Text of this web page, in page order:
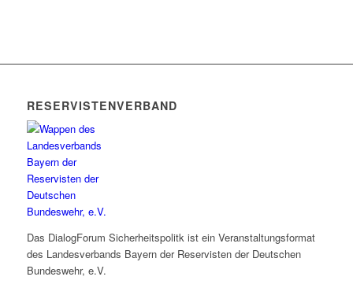
RESERVISTENVERBAND
Das DialogForum Sicherheitspolitk ist ein Veranstaltungsformat
des Landesverbands Bayern der Reservisten der Deutschen
Bundeswehr, e.V.